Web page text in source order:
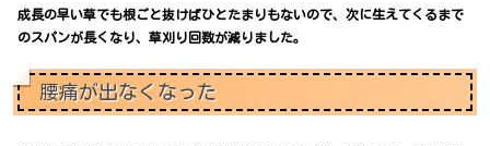
成長の早い草でも根ごと抜けばひとたまりもないので、次に生えてくるまで
のスパンが長くなり、草刈り回数が減りました。
腰痛が出なくなった